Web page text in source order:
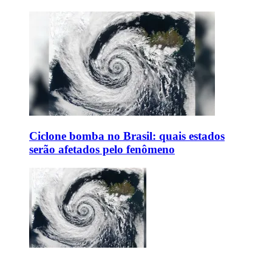
Ciclone bomba no Brasil: quais estados
serão afetados pelo fenômeno